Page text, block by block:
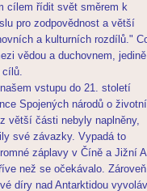
cílem řídit svět směrem k
pro zodpovědnost a větší
a kulturních rozdílů."
vědou a duchovnem, jedině
cílů.
vstupu do 21. století
Spojených národů o
větší části nebyly naplněny,
své závazky. Vypadá to
záplavy v Číně a Jižní
než se očekávalo. Zároveň
díry nad Antarktidou